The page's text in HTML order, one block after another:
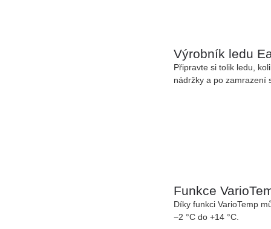
Výrobník ledu
Připravte si tolik ledu,
nádržky a po zamrazení
Funkce
Díky funkci VarioTemp
−2 °C do +14 °C.